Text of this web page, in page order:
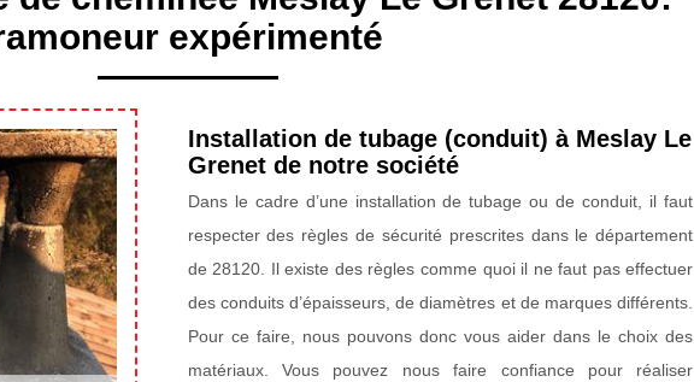
expérimenté
Installation de tubage (conduit) à Meslay Le
Grenet de notre société
Dans le cadre d’une installation de tubage ou de conduit, il faut
respecter des règles de sécurité prescrites dans le département
de 28120. Il existe des règles comme quoi il ne faut pas effectuer
des conduits d’épaisseurs, de diamètres et de marques différents.
Pour ce faire, nous pouvons donc vous aider dans le choix des
matériaux. Vous pouvez nous faire confiance pour réaliser